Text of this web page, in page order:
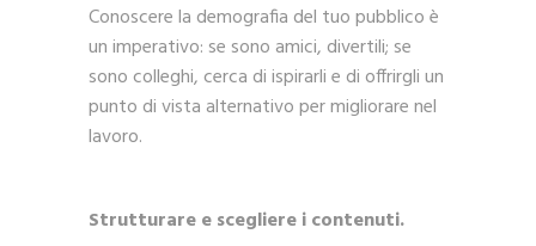
Conoscere la demografia del tuo pubblico è
un imperativo: se sono amici, divertili; se
sono colleghi, cerca di ispirarli e di offrirgli un
punto di vista alternativo per migliorare nel
lavoro.
Strutturare e scegliere i contenuti.